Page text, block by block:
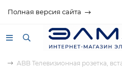
Полная версия сайта
ABB Телевизионная розетка,